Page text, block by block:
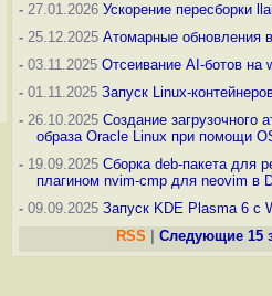
- 27.01.2026 Ускорение пересборки
- 25.12.2025 Атомарные обновления
- 03.11.2025 Отсеивание AI-ботов на
- 01.11.2025 Запуск Linux-
- 26.10.2025 Создание загрузочного
образа Oracle Linux при помощи
- 19.09.2025 Сборка deb-пакета для
плагином nvim-cmp для neovim в
- 09.09.2025 Запуск KDE Plasma 6 с
RSS
Следующие 15